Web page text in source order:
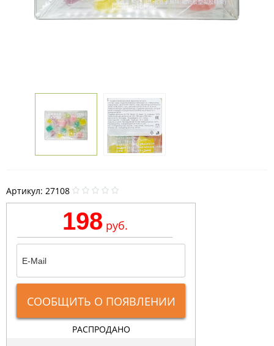
Артикул: 27108
198 руб.
СООБЩИТЬ О ПОЯВЛЕНИИ
РАСПРОДАНО